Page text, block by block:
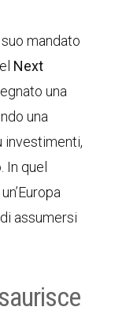
mandato
Next
una
una
investimenti,
quel
assumersi